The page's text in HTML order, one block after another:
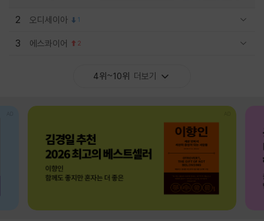
2 오디세이아 1
3 에스콰이어 2
4위~10위 더보기